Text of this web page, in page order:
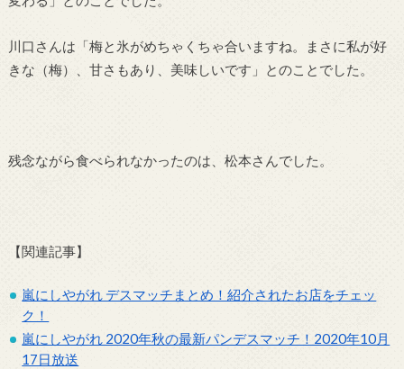
川口さんは「梅と氷がめちゃくちゃ合いますね。まさに私が好
きな（梅）、甘さもあり、美味しいです」とのことでした。
残念ながら食べられなかったのは、松本さんでした。
【関連記事】
嵐にしやがれ デスマッチまとめ！紹介されたお店をチェッ
ク！
嵐にしやがれ 2020年秋の最新パンデスマッチ！2020年10月
17日放送